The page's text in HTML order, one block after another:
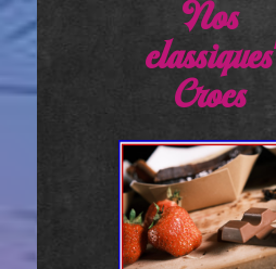
Nos
classiques'
Crocs